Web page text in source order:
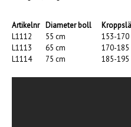
Artikelnr Diameter boll
L1112
55 cm
153-170
L1113
65 cm
170-185
L1114
75 cm 185-195